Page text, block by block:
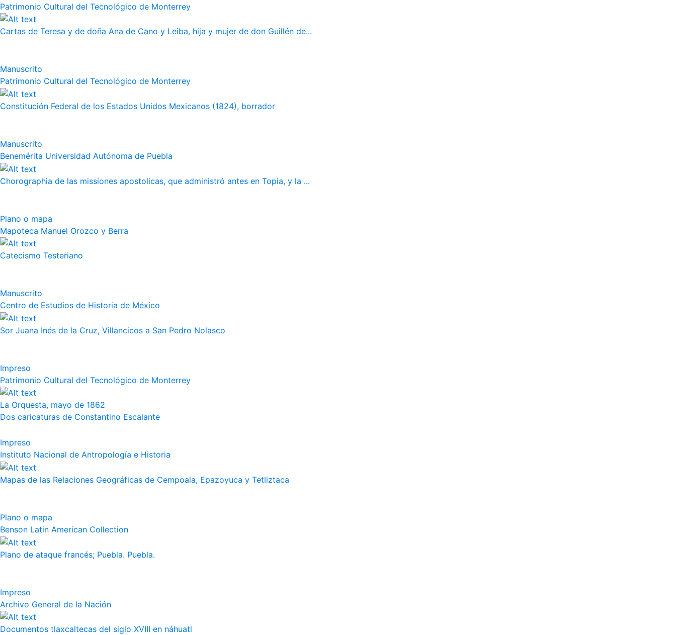
Patrimonio Cultural del Tecnológico de Monterrey
Cartas de Teresa y de doña Ana de Cano y Leiba, hija y mujer de don Guillén de...
Manuscrito
Patrimonio Cultural del Tecnológico de Monterrey
Constitución Federal de los Estados Unidos Mexicanos (1824), borrador
Manuscrito
Benemérita Universidad Autónoma de Puebla
Chorographia de las missiones apostolicas, que administró antes en Topia, y la ...
Plano o mapa
Mapoteca Manuel Orozco y Berra
Catecismo Testeriano
Manuscrito
Centro de Estudios de Historia de México
Sor Juana Inés de la Cruz, Villancicos a San Pedro Nolasco
Impreso
Patrimonio Cultural del Tecnológico de Monterrey
La Orquesta, mayo de 1862
Dos caricaturas de Constantino Escalante
Impreso
Instituto Nacional de Antropología e Historia
Mapas de las Relaciones Geográficas de Cempoala, Epazoyuca y Tetliztaca
Plano o mapa
Benson Latin American Collection
Plano de ataque francés; Puebla. Puebla.
Impreso
Archivo General de la Nación
Documentos tlaxcaltecas del siglo XVIII en náhuatl